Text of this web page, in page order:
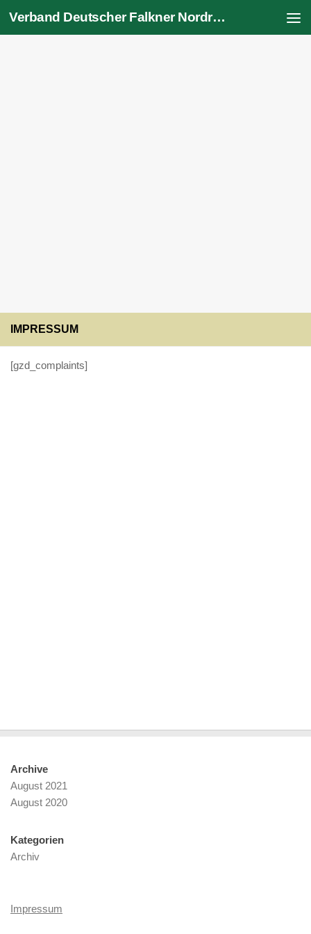
Zum Inhalt springen Verband Deutscher Falkner Nordrhein-Westfalen e.V.
IMPRESSUM
[gzd_complaints]
Archive
August 2021
August 2020
Kategorien
Archiv
Impressum